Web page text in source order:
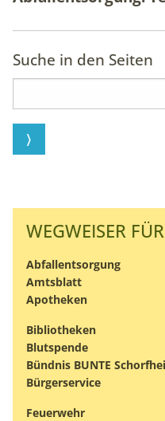
Suche in den Seiten
WEGWEISER
Abfallentsorgung
Amtsblatt
Apotheken
Bibliotheken
Blutspende
Bündnis BUNTE
Bürgerservice
Feuerwehr
Grundlage für
Matomo
Name:
1 Jahr